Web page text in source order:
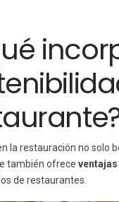
la restauración no solo
también ofrece
de restaurantes.